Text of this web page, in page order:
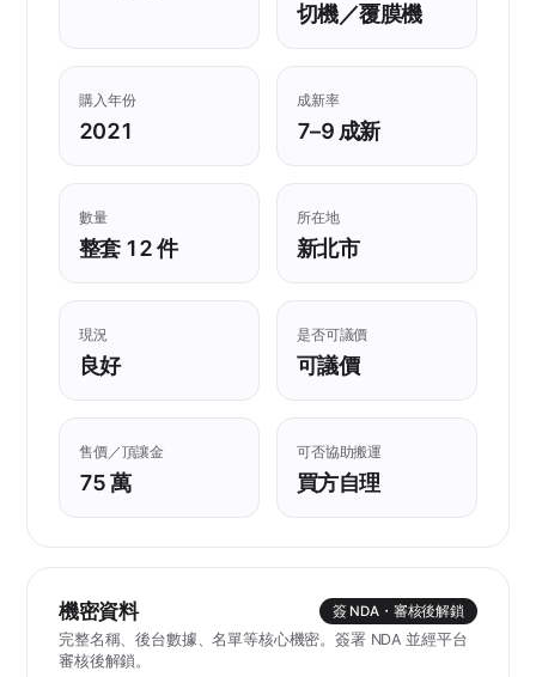
切機／覆膜機
購入年份
2021
成新率
7–9 成新
數量
整套 12 件
所在地
新北市
現況
良好
是否可議價
可議價
售價／頂讓金
75 萬
可否協助搬運
買方自理
機密資料 簽 NDA・審核後解鎖
完整名稱、後台數據、名單等核心機密。簽署 NDA 並經平台
審核後解鎖。